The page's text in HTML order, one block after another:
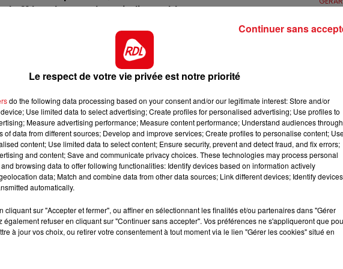
LES APRÈS-MIDI QUI CHANTENT LE
61 kg, c'est une base indiscutable.
les quintés, et sera mieux sur les 1400 m proposés
c'est une première chance.
dans cette catégorie, notamment à Cagnes cet
il est capable de surmonter cette valeur.
de refaire surface sur la Riviera en prenant une belle 2
de tableau, une confirmation est attendue.
et a tiré un bon numéro dans les stalles, il devrait
un accessit.
fait toutes ses courses, même en étant pénalisée
jouer les trouble-fêtes.
grand bien, avec deux succès consécutifs. Il passe de
Limite inconnue.
*******
La
A
16h00 - 19h00 7h00 -
Le respect de votre vie privée est notre priorité
do the following data processing based on your consent and/or our legitimate interest: Store and/or
Use limited data to select advertising; Create profiles for personalised advertising; Use profiles to
Measure advertising performance; Measure content performance; Understand audiences through
of data from different sources; Develop and improve services; Create profiles to personalise content;
content; Use limited data to select content; Ensure security, prevent and detect fraud, and fix errors;
and content; Save and communicate privacy choices. These technologies may process personal
browsing data to offer following functionalities: Identify devices based on information actively
data; Match and combine data from other data sources; Link different devices; Identify devices
automatically.
cliquant sur "Accepter et fermer", ou affiner en sélectionnant les finalités et/ou partenaires dans "Gérer
également refuser en cliquant sur "Continuer sans accepter". Vos préférences ne s'appliqueront que
à jour vos choix, ou retirer votre consentement à tout moment via le lien "Gérer les cookies" situé en
Continuer sans